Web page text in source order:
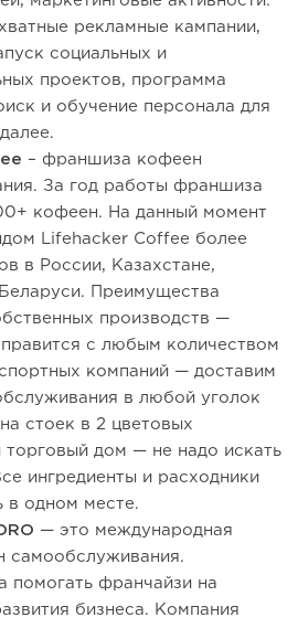
рекламные кампании,
социальных и
проектов, программа
и обучение персонала для
– франшиза кофеен
За год работы франшиза
кофеен. На данный момент
Lifehacker Coffee более
в России, Казахстане,
Преимущества
производств —
с любым количеством
компаний — доставим
в любой уголок
стоек в 2 цветовых
торговый дом — не надо искать
ингредиенты и расходники
в одном месте.
— это международная
самообслуживания.
помогать франчайзи на
бизнеса. Компания